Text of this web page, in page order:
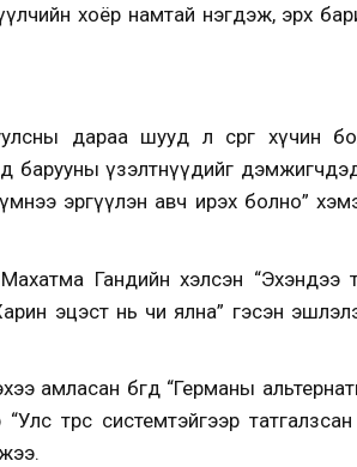
хоёр намтай нэгдэж, эрх
дараа шууд л сөрөг хүчин
барууны үзэлтнүүдийг
эргүүлэн авч ирэх болно”
Гандийн хэлсэн “Эхэндээ
эцэст нь чи ялна” гэсэн
амласан бөгөөд “Германы
төрөөс системтэйгээр